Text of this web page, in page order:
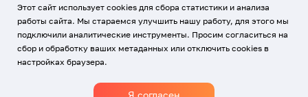
Использование Cookies
Политика обработки персональных данных
Этот сайт использует cookies для сбора статистики и анализа
работы сайта. Мы стараемся улучшить нашу работу, для этого мы
подключили аналитические инструменты. Просим согласиться на
сбор и обработку ваших метаданных или отключить cookies в
настройках браузера.
Я согласен